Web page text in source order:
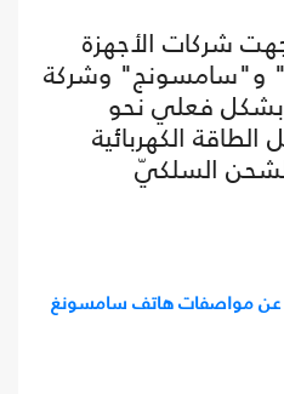
شركات الأجهزة
و"سامسونج" وشركة
بشكل فعلي نحو
الكهربائية
السلكيّ
عن مواصفات هاتف سامسونغ